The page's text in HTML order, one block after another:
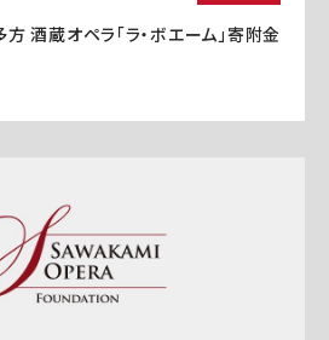
方 酒蔵オペラ「ラ・ボエーム」寄附金